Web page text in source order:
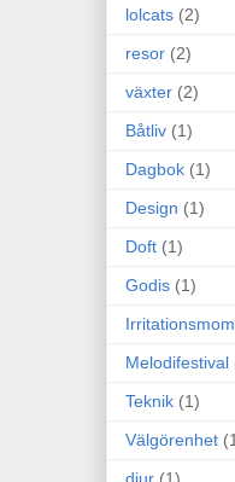
lolcats (2)
resor (2)
växter (2)
Båtliv (1)
Dagbok (1)
Design (1)
Doft (1)
Godis (1)
Melodifestival
Teknik (1)
Välgörenhet